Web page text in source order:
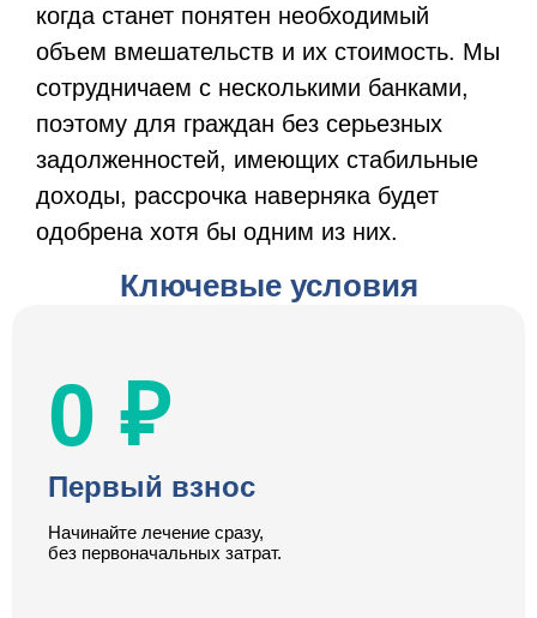
когда станет понятен необходимый
объем вмешательств и их стоимость. Мы
сотрудничаем с несколькими банками,
поэтому для граждан без серьезных
задолженностей, имеющих стабильные
доходы, рассрочка наверняка будет
одобрена хотя бы одним из них.
Ключевые условия
0 ₽
Первый взнос
Начинайте лечение сразу,
без первоначальных затрат.